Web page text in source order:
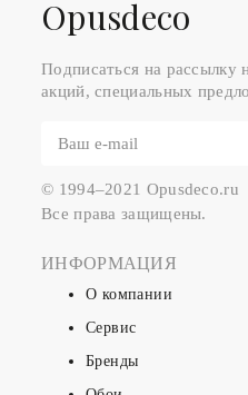
Оpusdeco
Подписаться на рассылку
акций, специальных
© 1994–2021 Opusdeco.ru
Все права защищены.
ИНФОРМАЦИЯ
О компании
Сервис
Бренды